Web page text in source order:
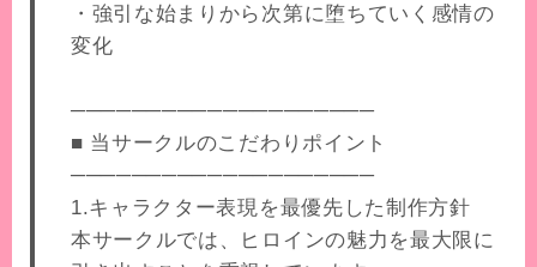
・強引な始まりから次第に堕ちていく感情の
変化
────────────────────
■ 当サークルのこだわりポイント
────────────────────
1.キャラクター表現を最優先した制作方針
本サークルでは、ヒロインの魅力を最大限に